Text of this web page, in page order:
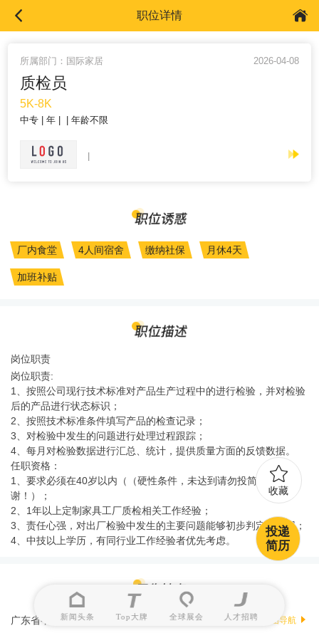
职位详情
所属部门：国际家居 2026-04-08
质检员
5K-8K
中专 年 年龄不限
厂内食堂 4人间宿舍 缴纳社保 月休4天
加班补贴
岗位职责
岗位职责:
1、按照公司现行技术标准对产品生产过程中的进行检验，并对检验
后的产品进行状态标识；
2、按照技术标准条件填写产品的检查记录；
3、对检验中发生的问题进行处理过程跟踪；
4、每月对检验数据进行汇总、统计，提供质量方面的反馈数据。
任职资格：
1、要求必须在40岁以内（（硬性条件，未达到请勿投简历，谢
谢！）；
2、1年以上定制家具工厂质检相关工作经验；
3、责任心强，对出厂检验中发生的主要问题能够初步判定其原因；
4、中技以上学历，有同行业工作经验者优先考虑。
广东省-江门市江海区金瓯路399号 地图导航
新闻头条 Top大牌 全球展会 人才招聘
收藏
投递
简历